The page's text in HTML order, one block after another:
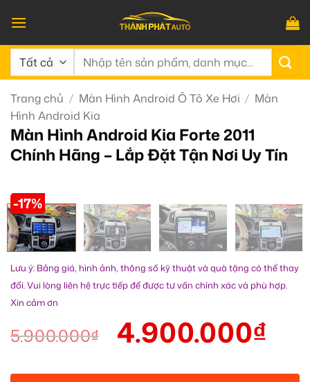
qua
nội
dung
Tìm
Trang chủ / Màn Hình Android Ô Tô Xe Hơi / Màn
Hình Android Kia
Màn Hình Android Kia Forte 2011
Chính Hãng – Lắp Đặt Tận Nơi Uy Tín
-17%
Lưu ý: Bảng giá, hình ảnh, thông số kỹ thuật và quà tặng có thể thay
đổi. Vui lòng liên hệ trực tiếp để được tư vấn chính xác và phù hợp.
Xin cảm ơn
5.900.000₫ 4.900.000₫